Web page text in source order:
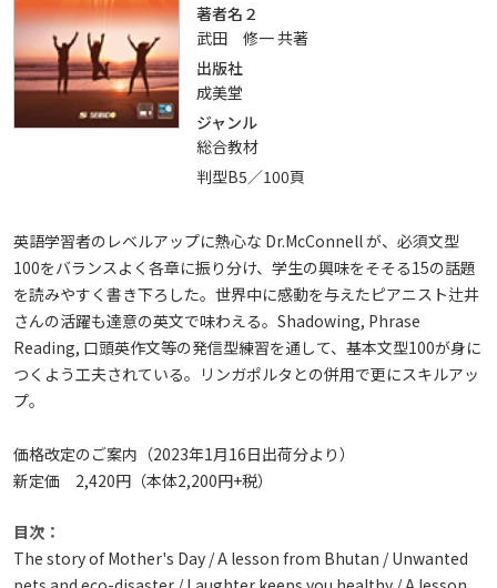
著者名２
武田 修一 共著
出版社
成美堂
ジャンル
総合教材
判型B5／100頁
英語学習者のレベルアップに熱心な Dr.McConnell が、必須文型
100をバランスよく各章に振り分け、学生の興味をそそる15の話題
を読みやすく書き下ろした。世界中に感動を与えたピアニスト辻井
さんの活躍も達意の英文で味わえる。Shadowing, Phrase
Reading, 口頭英作文等の発信型練習を通して、基本文型100が身に
つくよう工夫されている。リンガポルタとの併用で更にスキルアッ
プ。
価格改定のご案内（2023年1月16日出荷分より）
新定価 2,420円（本体2,200円+税）
目次：
The story of Mother's Day / A lesson from Bhutan / Unwanted